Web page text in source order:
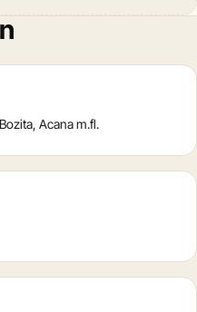
Acana m.fl.